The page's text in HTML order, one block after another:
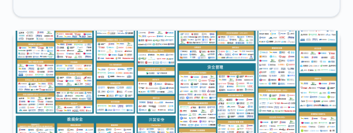
大核心领域：数据与隐私安全、业务与应用安全、信创产
品、安全服务、通用网